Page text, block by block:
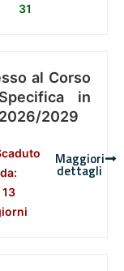
31
al Corso
in
2029
da:
13
Maggiori
dettagli